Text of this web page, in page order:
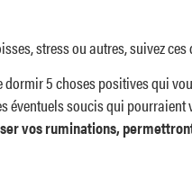
stress ou autres, suivez
5 choses positives qui
soucis qui
vos ruminations,